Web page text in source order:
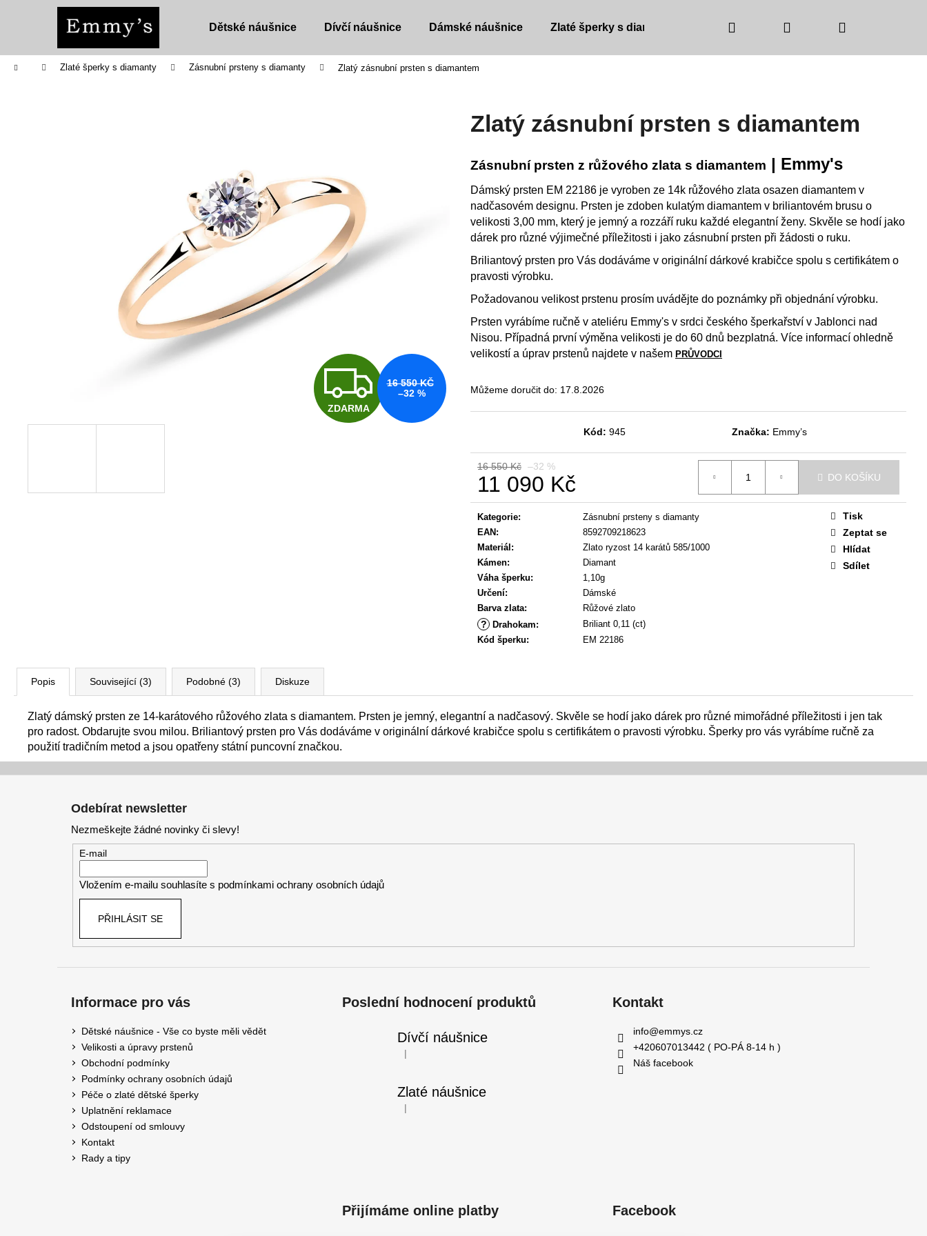
Dětské náušnice Dívčí náušnice Dámské náušnice Zlaté šperky s diamanty Barva zlata Barva kamínků
Přihlášení
Domů Zlaté šperky s diamanty Zásnubní prsteny s diamanty Zlatý zásnubní prsten s diamantem
Zlatý zásnubní prsten s diamantem
Zásnubní prsten z růžového zlata s diamantem | Emmy's
Dámský prsten EM 22186 je vyroben ze 14k růžového zlata osazen diamantem v
nadčasovém designu. Prsten je zdoben kulatým diamantem v briliantovém brusu o
velikosti 3,00 mm, který je jemný a rozzáří ruku každé elegantní ženy. Skvěle se hodí jako
dárek pro různé výjimečné příležitosti i jako zásnubní prsten při žádosti o ruku.
Briliantový prsten pro Vás dodáváme v originální dárkové krabičce spolu s certifikátem o
pravosti výrobku.
Požadovanou velikost prstenu prosím uvádějte do poznámky při objednání výrobku.
Prsten vyrábíme ručně v ateliéru Emmy's v srdci českého šperkařství v Jablonci nad
Nisou. Případná první výměna velikosti je do 60 dnů bezplatná. Více informací ohledně
velikostí a úprav prstenů najdete v našem PRŮVODCI
Můžeme doručit do: 17.8.2026
Kód: 945 Značka: Emmy’s
16 550 Kč –32 %
11 090 Kč
Měrná
cena:
DO KOŠÍKU
Kategorie:
Zásnubní prsteny s diamanty
EAN:
8592709218623
Materiál:
Zlato ryzost 14 karátů 585/1000
Kámen:
Diamant
Váha šperku:
1,10g
Určení:
Dámské
Barva zlata: Růžové zlato
? Drahokam:
Briliant 0,11 (ct)
Kód šperku: EM 22186
Tisk
Zeptat se
Hlídat
Sdílet
Z
D
ZDARMA
16 550 KČ
–32 %
Popis Související (3) Podobné (3) Diskuze
Zlatý dámský prsten ze 14-karátového růžového zlata s diamantem. Prsten je jemný, elegantní a nadčasový. Skvěle se hodí jako dárek pro různé mimořádné příležitosti i jen tak
pro radost. Obdarujte svou milou. Briliantový prsten pro Vás dodáváme v originální dárkové krabičce spolu s certifikátem o pravosti výrobku. Šperky pro vás vyrábíme ručně za
použití tradičním metod a jsou opatřeny státní puncovní značkou.
Zpět
do
Zpět
do
Co potřebujete najít?
HLEDAT
Doporučujeme
DĚTSKÉ NÁUŠNICE
4 190 Kč
Původně:
5 090 Kč
DĚTSKÉ NÁUŠNICE
DĚTSKÉ NÁUŠNICE
4 190 Kč
Původně: 5 090 Kč
Odebírat newsletter
Nezmeškejte žádné novinky či slevy!
E-mail
Vložením e-mailu souhlasíte s podmínkami ochrany osobních údajů
PŘIHLÁSIT SE
Informace pro vás
Dětské náušnice - Vše co byste měli vědět
Velikosti a úpravy prstenů
Obchodní podmínky
Podmínky ochrany osobních údajů
Péče o zlaté dětské šperky
Uplatnění reklamace
Odstoupení od smlouvy
Kontakt
Rady a tipy
Poslední hodnocení produktů
Dívčí náušnice
Hodnocení produktu je 5 z 5 hvězdiček.
|
Zlaté náušnice
Hodnocení produktu je 5 z 5 hvězdiček.
|
Kontakt
info@emmys.cz
+420607013442 ( PO-PÁ 8-14 h )
Náš facebook
Přijímáme online platby Facebook